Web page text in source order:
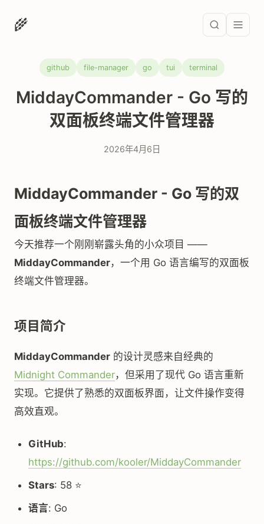
🌾
github file-manager go tui terminal
MiddayCommander - Go 写的
双面板终端文件管理器
2026年4月6日
MiddayCommander - Go 写的双
面板终端文件管理器
今天推荐一个刚刚崭露头角的小众项目 ——
MiddayCommander，一个用 Go 语言编写的双面板
终端文件管理器。
项目简介
MiddayCommander 的设计灵感来自经典的
Midnight Commander，但采用了现代 Go 语言重新
实现。它提供了熟悉的双面板界面，让文件操作变得
高效直观。
GitHub:
https://github.com/kooler/MiddayCommander
Stars: 58 ⭐
语言: Go